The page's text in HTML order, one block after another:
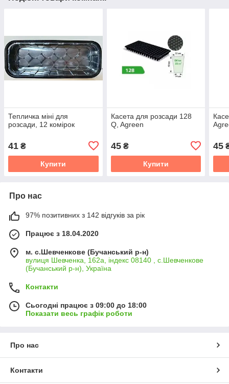
Тепличка міні для
розсади, 12 комірок
41 ₴
Купити
Касета для розсади 128
Q, Agreen
45₴
Купити
45
Про нас
97% позитивних з 142 відгуків за рік
Працює з 18.04.2020
м. с.Шевченкове (Бучанський р-н)
вулиця Шевченка, 162а, індекс 08140 , с.Шевченкове
(Бучанський р-н), Україна
Контакти
Сьогодні працює з 09:00 до 18:00
Показати весь графік роботи
Про нас
Контакти